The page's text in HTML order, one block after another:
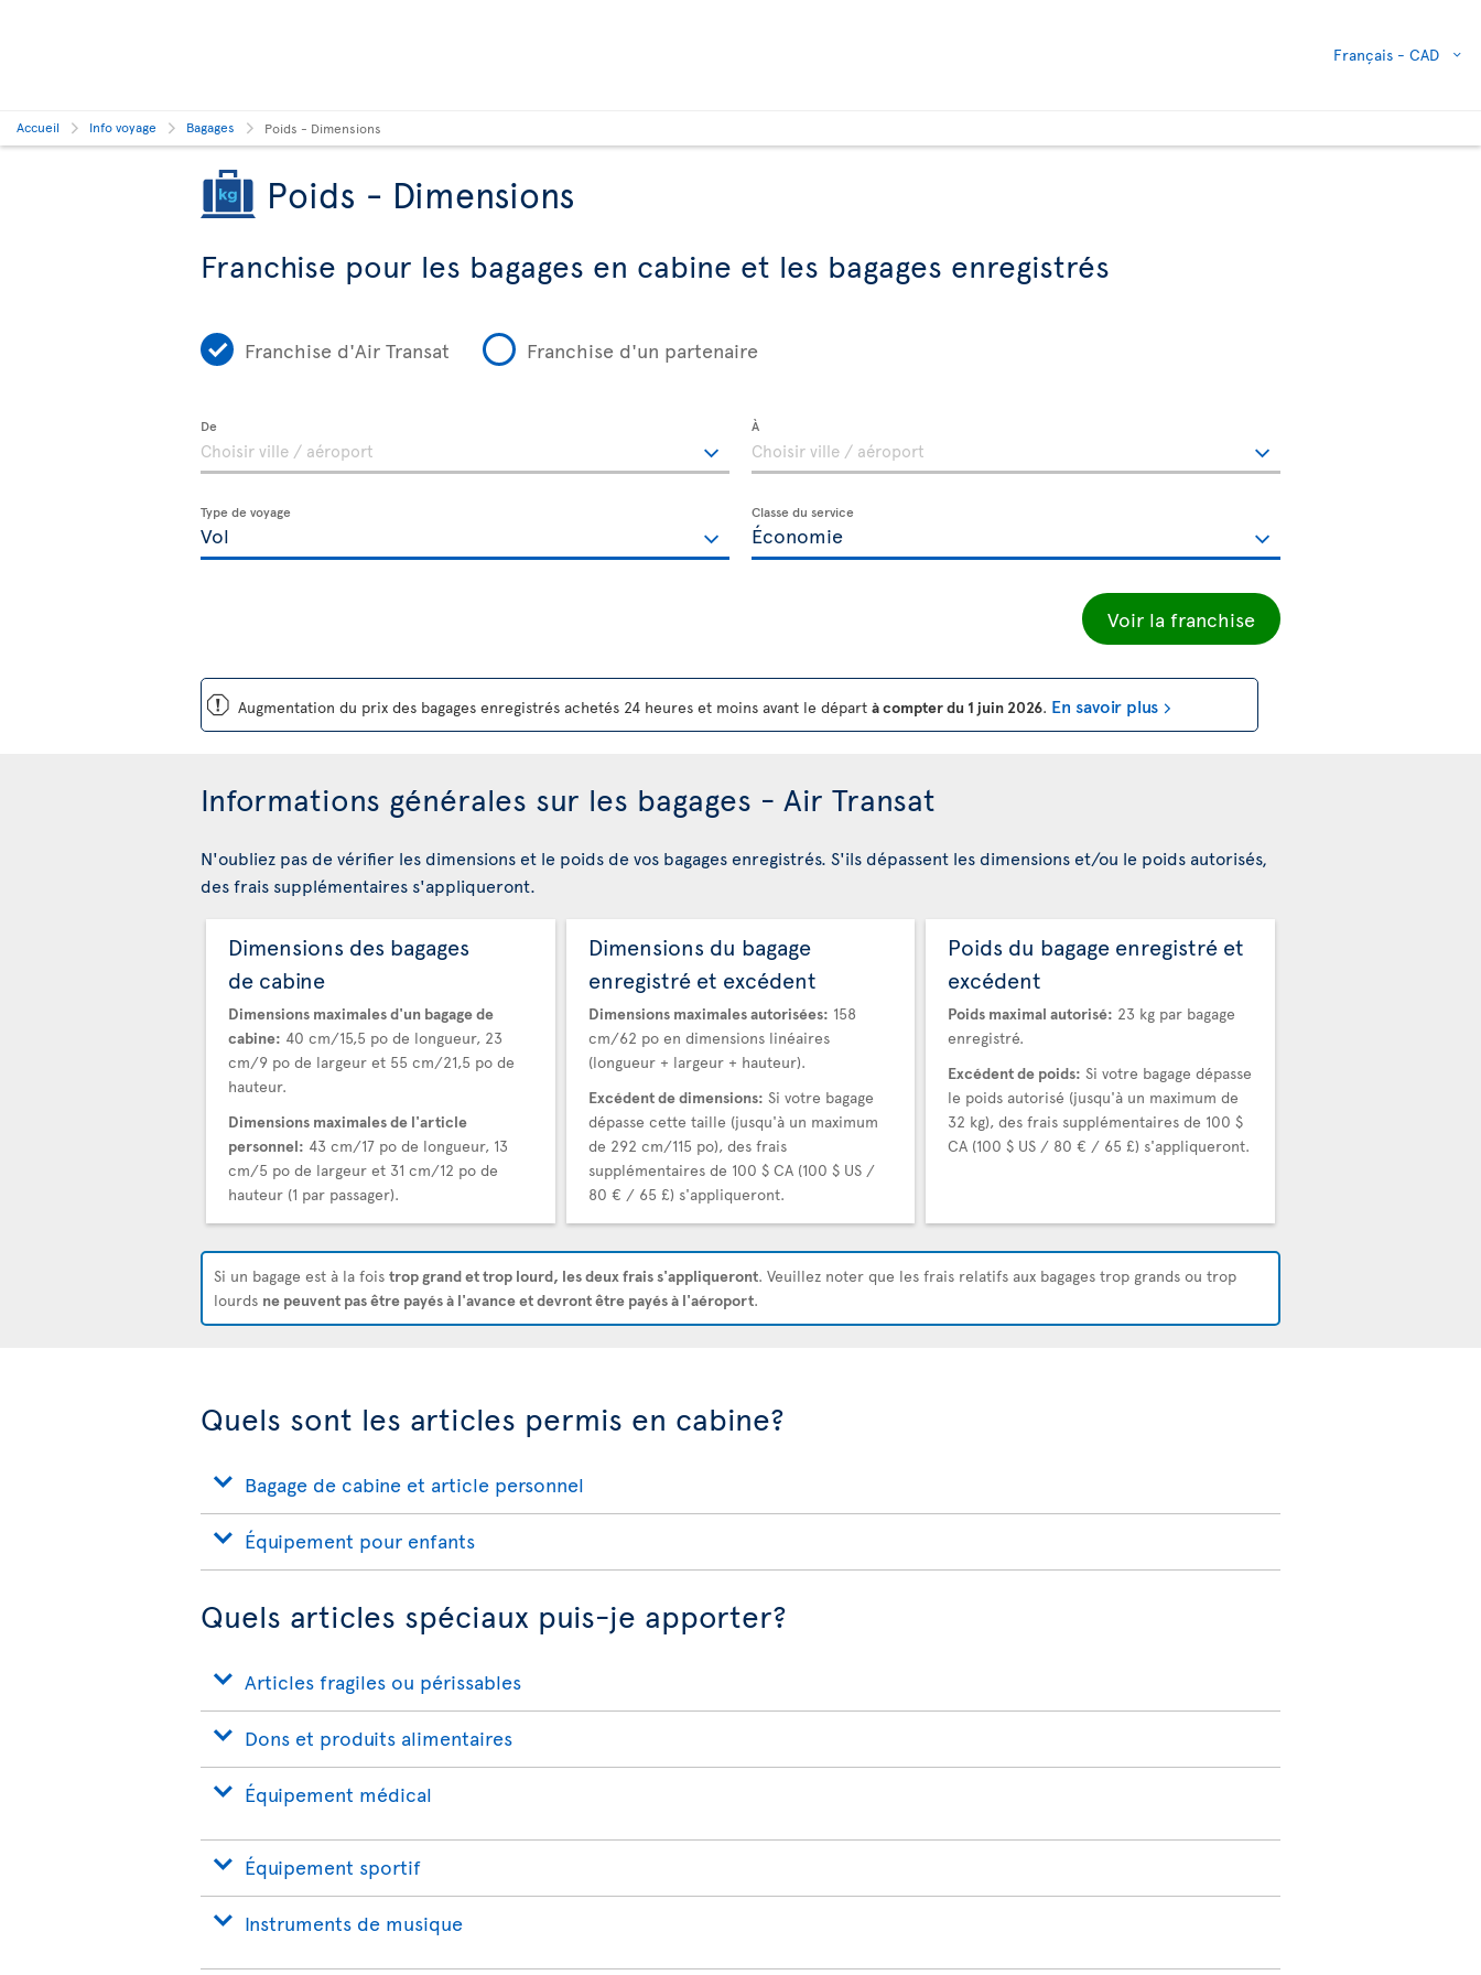
Français - CAD
Accueil Info voyage Bagages Poids - Dimensions
Poids - Dimensions
Franchise pour les bagages en cabine et les bagages enregistrés
Franchise d'Air Transat Franchise d'un partenaire
De À
Type de voyage Classe du service
Voir la franchise
ü Augmentation du prix des bagages enregistrés achetés 24 heures et moins avant le départ à compter du 1 juin 2026. En savoir plus
Informations générales sur les bagages - Air Transat
N'oubliez pas de vérifier les dimensions et le poids de vos bagages enregistrés. S'ils dépassent les dimensions et/ou le poids autorisés,
des frais supplémentaires s'appliqueront.
Dimensions des bagages
de cabine
Dimensions maximales d'un bagage de
cabine: 40 cm/15,5 po de longueur, 23
cm/9 po de largeur et 55 cm/21,5 po de
hauteur.
Dimensions maximales de l'article
personnel: 43 cm/17 po de longueur, 13
cm/5 po de largeur et 31 cm/12 po de
hauteur (1 par passager).
Dimensions du bagage
enregistré et excédent
Dimensions maximales autorisées: 158
cm/62 po en dimensions linéaires
(longueur + largeur + hauteur).
Excédent de dimensions: Si votre bagage
dépasse cette taille (jusqu'à un maximum
de 292 cm/115 po), des frais
supplémentaires de 100 $ CA (100 $ US /
80 € / 65 £) s'appliqueront.
Poids du bagage enregistré et
excédent
Poids maximal autorisé: 23 kg par bagage
enregistré.
Excédent de poids: Si votre bagage dépasse
le poids autorisé (jusqu'à un maximum de
32 kg), des frais supplémentaires de 100 $
CA (100 $ US / 80 € / 65 £) s'appliqueront.
Si un bagage est à la fois trop grand et trop lourd, les deux frais s'appliqueront. Veuillez noter que les frais relatifs aux bagages trop grands ou trop
lourds ne peuvent pas être payés à l'avance et devront être payés à l'aéroport.
Quels sont les articles permis en cabine?
Bagage de cabine et article personnel
Équipement pour enfants
Quels articles spéciaux puis-je apporter?
Articles fragiles ou périssables
Dons et produits alimentaires
Équipement médical
Équipement sportif
Instruments de musique